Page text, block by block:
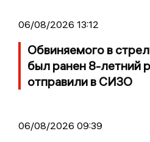
06/08/2026 13:12
Обвиняемого в
был ранен 8-летний
отправили в СИЗО
06/08/2026 09:39